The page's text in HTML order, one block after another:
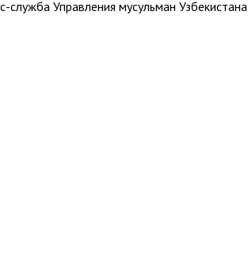
служба Управления мусульман Узбекистана